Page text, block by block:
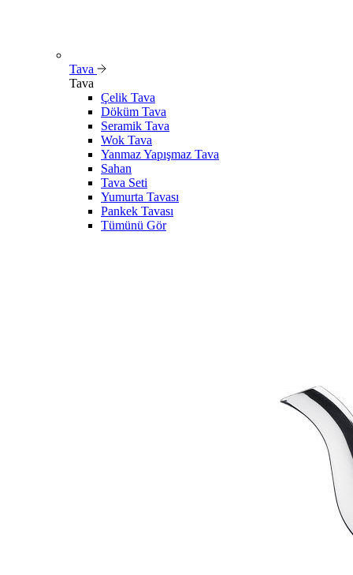
Tava
Tava
Çelik Tava
Döküm Tava
Seramik Tava
Wok Tava
Yanmaz Yapışmaz Tava
Sahan
Tava Seti
Yumurta Tavası
Pankek Tavası
Tümünü Gör